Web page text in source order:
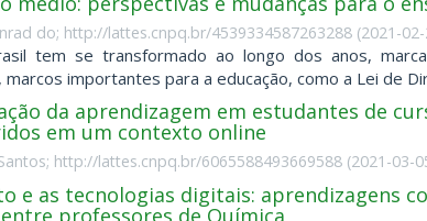
do; http://lattes.cnpq.br/4539334587263288 (2021-
tem se transformado ao longo dos anos,
importantes para a educação, como a Lei de
da aprendizagem em estudantes de
em um contexto online
http://lattes.cnpq.br/6065588493669588 (2021-03-
e as tecnologias digitais: aprendizagens
professores de Química